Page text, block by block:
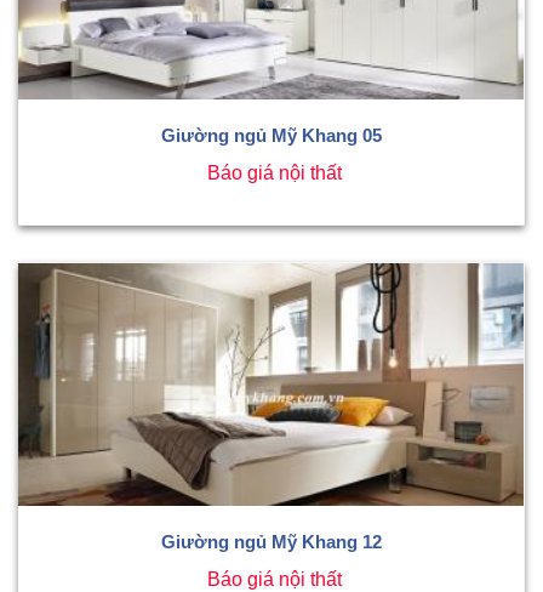
Giường ngủ Mỹ Khang 05
Báo giá nội thất
Giường ngủ Mỹ Khang 12
Báo giá nội thất